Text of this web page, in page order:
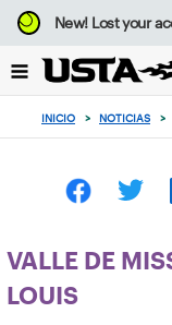
Enfoque
desde
botón
volver
principio
New!Lost your
INICIO > NOTICIAS >
VALLE DE
LOUIS